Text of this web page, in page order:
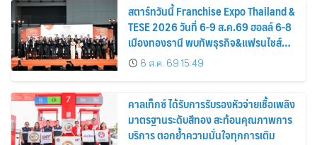
สตาร์ทวันนี้ Franchise Expo Thailand &
TESE 2026 วันที่ 6-9 ส.ค.69 ฮอลล์ 6-8
เมืองทองธานี พบทัพธุรกิจ&แฟรนไชส์
ซัพพลายเออร์สินค้า เติมรายได้ช่วย
เศรษฐกิจไทย
6 ส.ค. 69 15:49
คาลเท็กซ์ ได้รับการรับรองหัวจ่ายเชื้อเพลิง
มาตรฐานระดับสีทอง สะท้อนคุณภาพการ
บริการ ตอกย้ำความมั่นใจทุกการเติม